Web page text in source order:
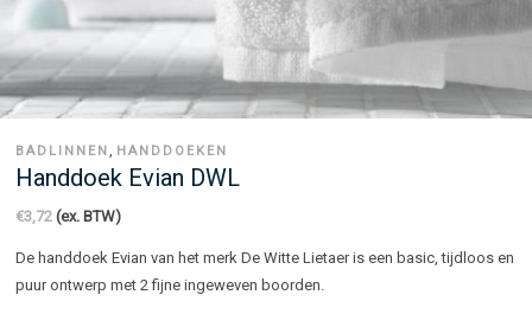
BADLINNEN , HANDDOEKEN
Handdoek Evian DWL
€3,72 (ex. BTW)
De handdoek Evian van het merk De Witte Lietaer is een basic, tijdloos en
puur ontwerp met 2 fijne ingeweven boorden.